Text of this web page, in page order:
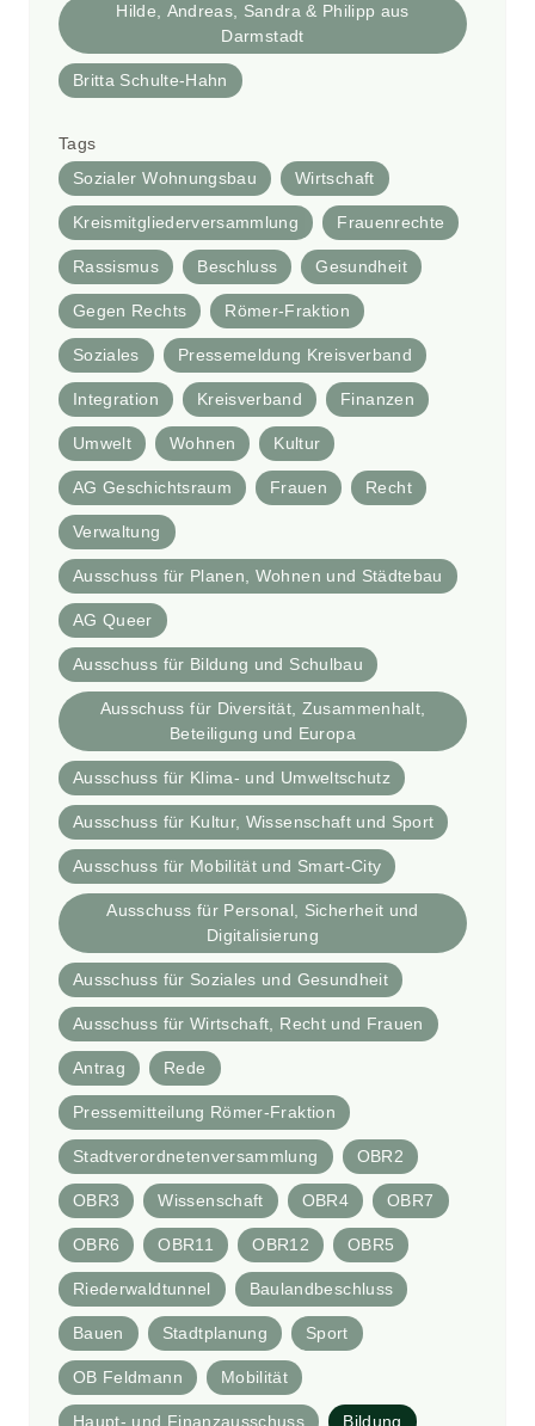
Hilde, Andreas, Sandra & Philipp aus
Darmstadt
Britta Schulte-Hahn
Tags
Sozialer Wohnungsbau
Wirtschaft
Kreismitgliederversammlung Frauenrechte
Rassismus Beschluss Gesundheit
Gegen Rechts Römer-Fraktion
Soziales Pressemeldung Kreisverband
Integration Kreisverband Finanzen
Umwelt Wohnen Kultur
AG Geschichtsraum Frauen Recht
Verwaltung
Ausschuss für Planen, Wohnen und Städtebau
AG Queer
Ausschuss für Bildung und Schulbau
Ausschuss für Diversität, Zusammenhalt,
Beteiligung und Europa
Ausschuss für Klima- und Umweltschutz
Ausschuss für Kultur, Wissenschaft und Sport
Ausschuss für Mobilität und Smart-City
Ausschuss für Personal, Sicherheit und
Digitalisierung
Ausschuss für Soziales und Gesundheit
Ausschuss für Wirtschaft, Recht und Frauen
Antrag Rede
Pressemitteilung Römer-Fraktion
Stadtverordnetenversammlung OBR2
OBR3 Wissenschaft OBR4 OBR7
OBR6 OBR11 OBR12 OBR5
Riederwaldtunnel Baulandbeschluss
Bauen Stadtplanung Sport
OB Feldmann Mobilität
Haupt- und Finanzausschuss Bildung